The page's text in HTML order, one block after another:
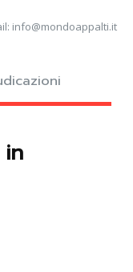
info@mondoappalti.it